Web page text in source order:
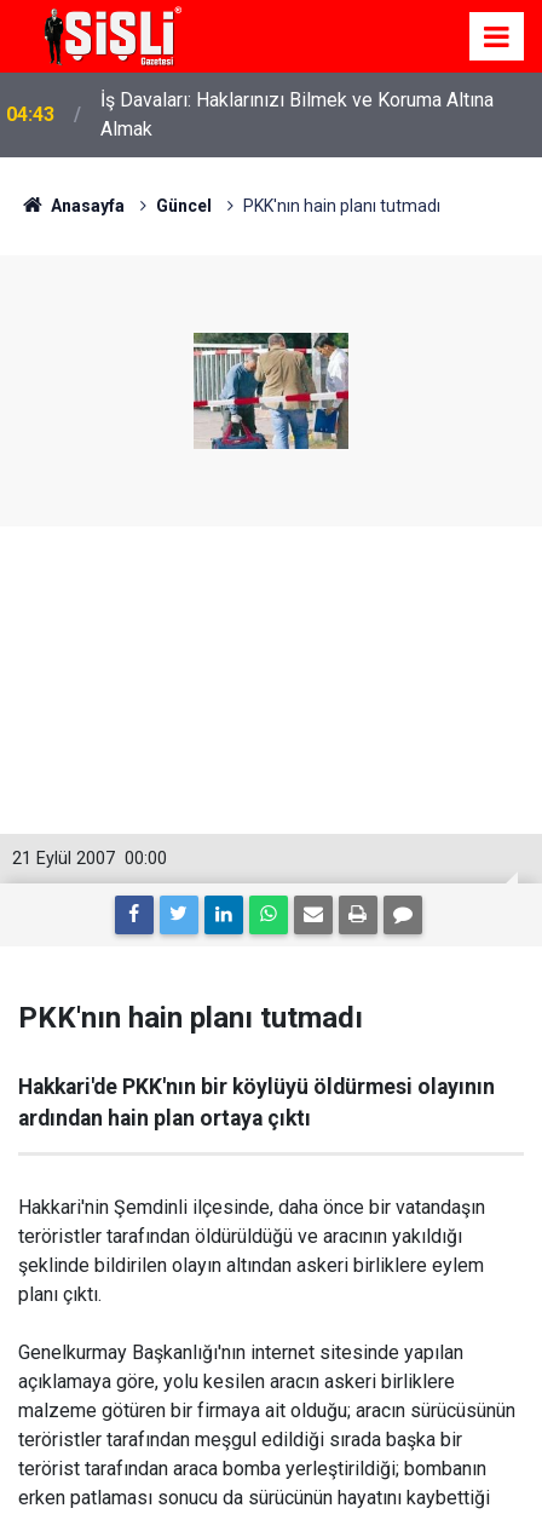
04:43
İş Davaları: Haklarınızı Bilmek ve Koruma Altına
Almak
Anasayfa Güncel PKK'nın hain planı tutmadı
00:00
21 Eylül 2007
PKK'nın hain planı tutmadı
Hakkari'de PKK'nın bir köylüyü öldürmesi olayının
ardından hain plan ortaya çıktı
Hakkari'nin Şemdinli ilçesinde, daha önce bir vatandaşın
teröristler tarafından öldürüldüğü ve aracının yakıldığı
şeklinde bildirilen olayın altından askeri birliklere eylem
planı çıktı.
Genelkurmay Başkanlığı'nın internet sitesinde yapılan
açıklamaya göre, yolu kesilen aracın askeri birliklere
malzeme götüren bir firmaya ait olduğu; aracın sürücüsünün
teröristler tarafından meşgul edildiği sırada başka bir
terörist tarafından araca bomba yerleştirildiği; bombanın
erken patlaması sonucu da sürücünün hayatını kaybettiği